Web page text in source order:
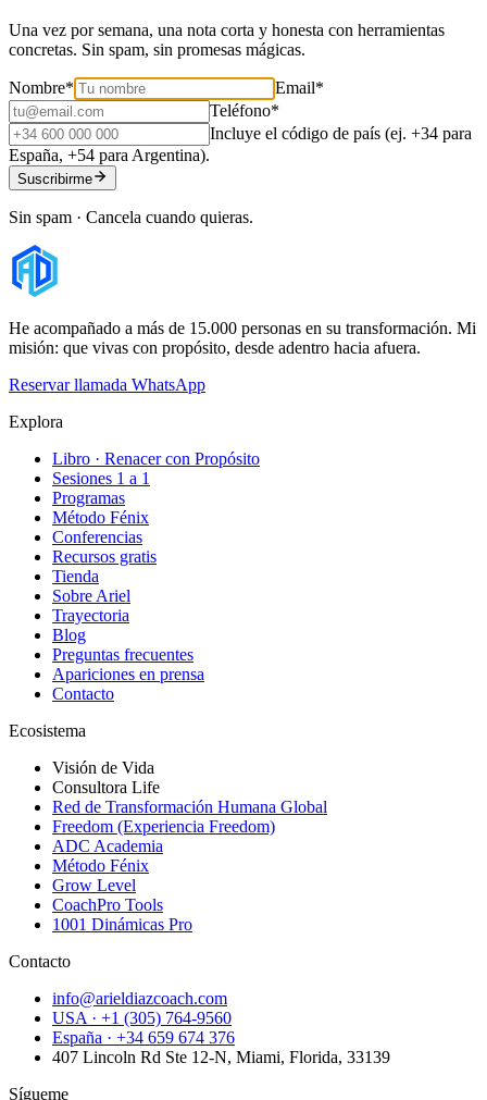
Una vez por semana, una nota corta y honesta con herramientas
concretas. Sin spam, sin promesas mágicas.
Nombre* Email*
Teléfono*
Incluye el código de país (ej. +34 para
España, +54 para Argentina).
Suscribirme
Sin spam · Cancela cuando quieras.
He acompañado a más de 15.000 personas en su transformación. Mi
misión: que vivas con propósito, desde adentro hacia afuera.
Reservar llamada WhatsApp
Explora
Libro · Renacer con Propósito
Sesiones 1 a 1
Programas
Método Fénix
Conferencias
Recursos gratis
Tienda
Sobre Ariel
Trayectoria
Blog
Preguntas frecuentes
Apariciones en prensa
Contacto
Ecosistema
Visión de Vida
Consultora Life
Red de Transformación Humana Global
Freedom (Experiencia Freedom)
ADC Academia
Método Fénix
Grow Level
CoachPro Tools
1001 Dinámicas Pro
Contacto
info@arieldiazcoach.com
USA · +1 (305) 764-9560
España · +34 659 674 376
407 Lincoln Rd Ste 12-N, Miami, Florida, 33139
Sígueme